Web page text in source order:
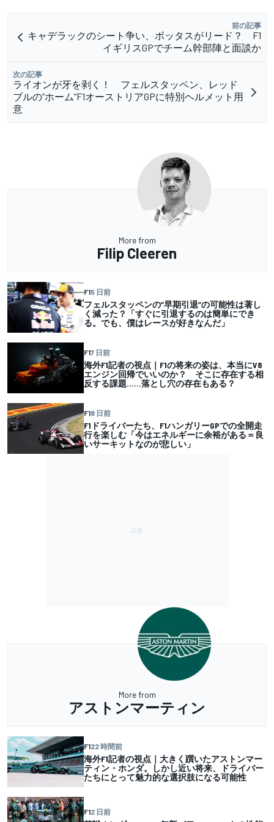
前の記事
キャデラックのシート争い、ボッタスがリード？ F1
イギリスGPでチーム幹部陣と面談か
次の記事
ライオンが牙を剥く！ フェルスタッペン、レッド
ブルの”ホーム”F1オーストリアGPに特別ヘルメット用
意
More from
Filip Cleeren
F15 日前
フェルスタッペンの”早期引退”の可能性は著し
く減った？「すぐに引退するのは簡単にでき
る。でも、僕はレースが好きなんだ」
F17 日前
海外F1記者の視点｜F1の将来の姿は、本当にV8
エンジン回帰でいいのか？ そこに存在する相
反する課題……落とし穴の存在もある？
F18 日前
F1ドライバーたち、F1ハンガリーGPでの全開走
行を楽しむ「今はエネルギーに余裕がある＝良
いサーキットなのが悲しい」
More from
アストンマーティン
F122 時間前
海外F1記者の視点｜大きく躓いたアストンマー
ティン・ホンダ。しかし近い将来、ドライバー
たちにとって魅力的な選択肢になる可能性
F12 日前